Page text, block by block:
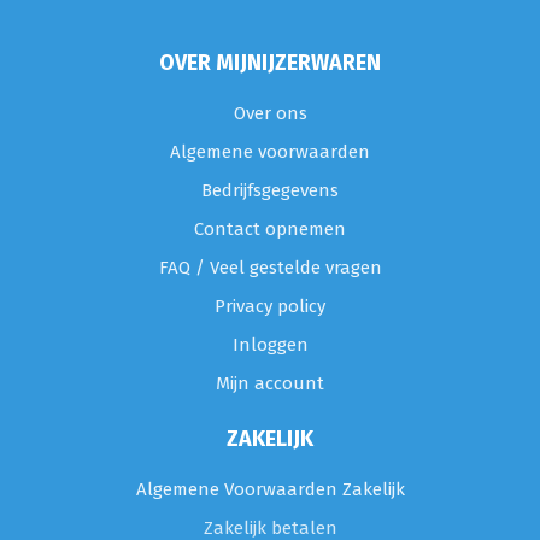
OVER MIJNIJZERWAREN
Over ons
Algemene voorwaarden
Bedrijfsgegevens
Contact opnemen
FAQ / Veel gestelde vragen
Privacy policy
Inloggen
Mijn account
ZAKELIJK
Algemene Voorwaarden Zakelijk
Zakelijk betalen